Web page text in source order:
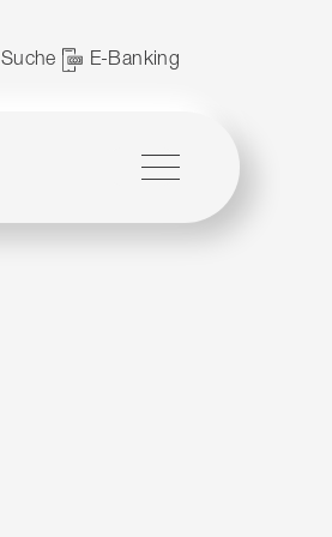
Suche E-Banking